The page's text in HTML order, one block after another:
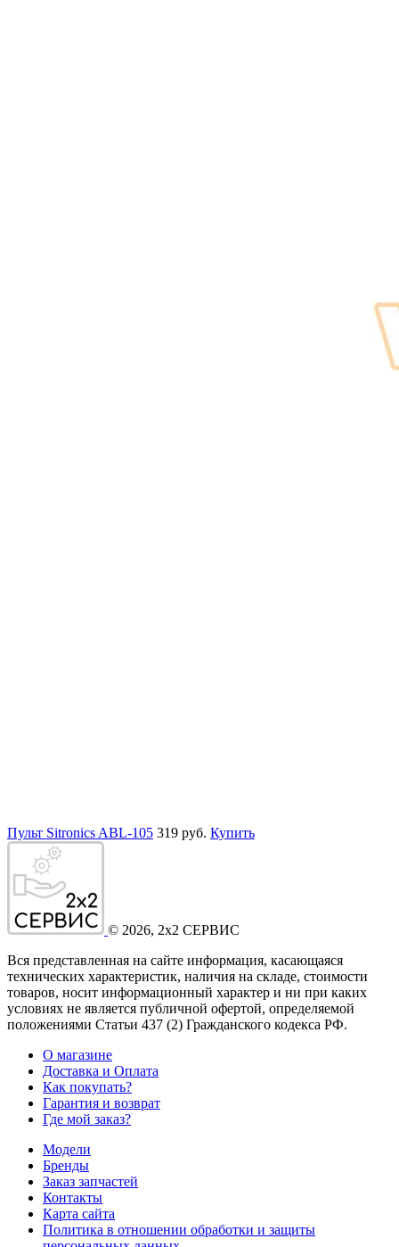
Пульт Sitronics ABL-105 319 руб. Купить
© 2026, 2x2 СЕРВИС
Вся представленная на сайте информация, касающаяся
технических характеристик, наличия на складе, стоимости
товаров, носит информационный характер и ни при каких
условиях не является публичной офертой, определяемой
положениями Статьи 437 (2) Гражданского кодекса РФ.
О магазине
Доставка и Оплата
Как покупать?
Гарантия и возврат
Где мой заказ?
Модели
Бренды
Заказ запчастей
Контакты
Карта сайта
Политика в отношении обработки и защиты